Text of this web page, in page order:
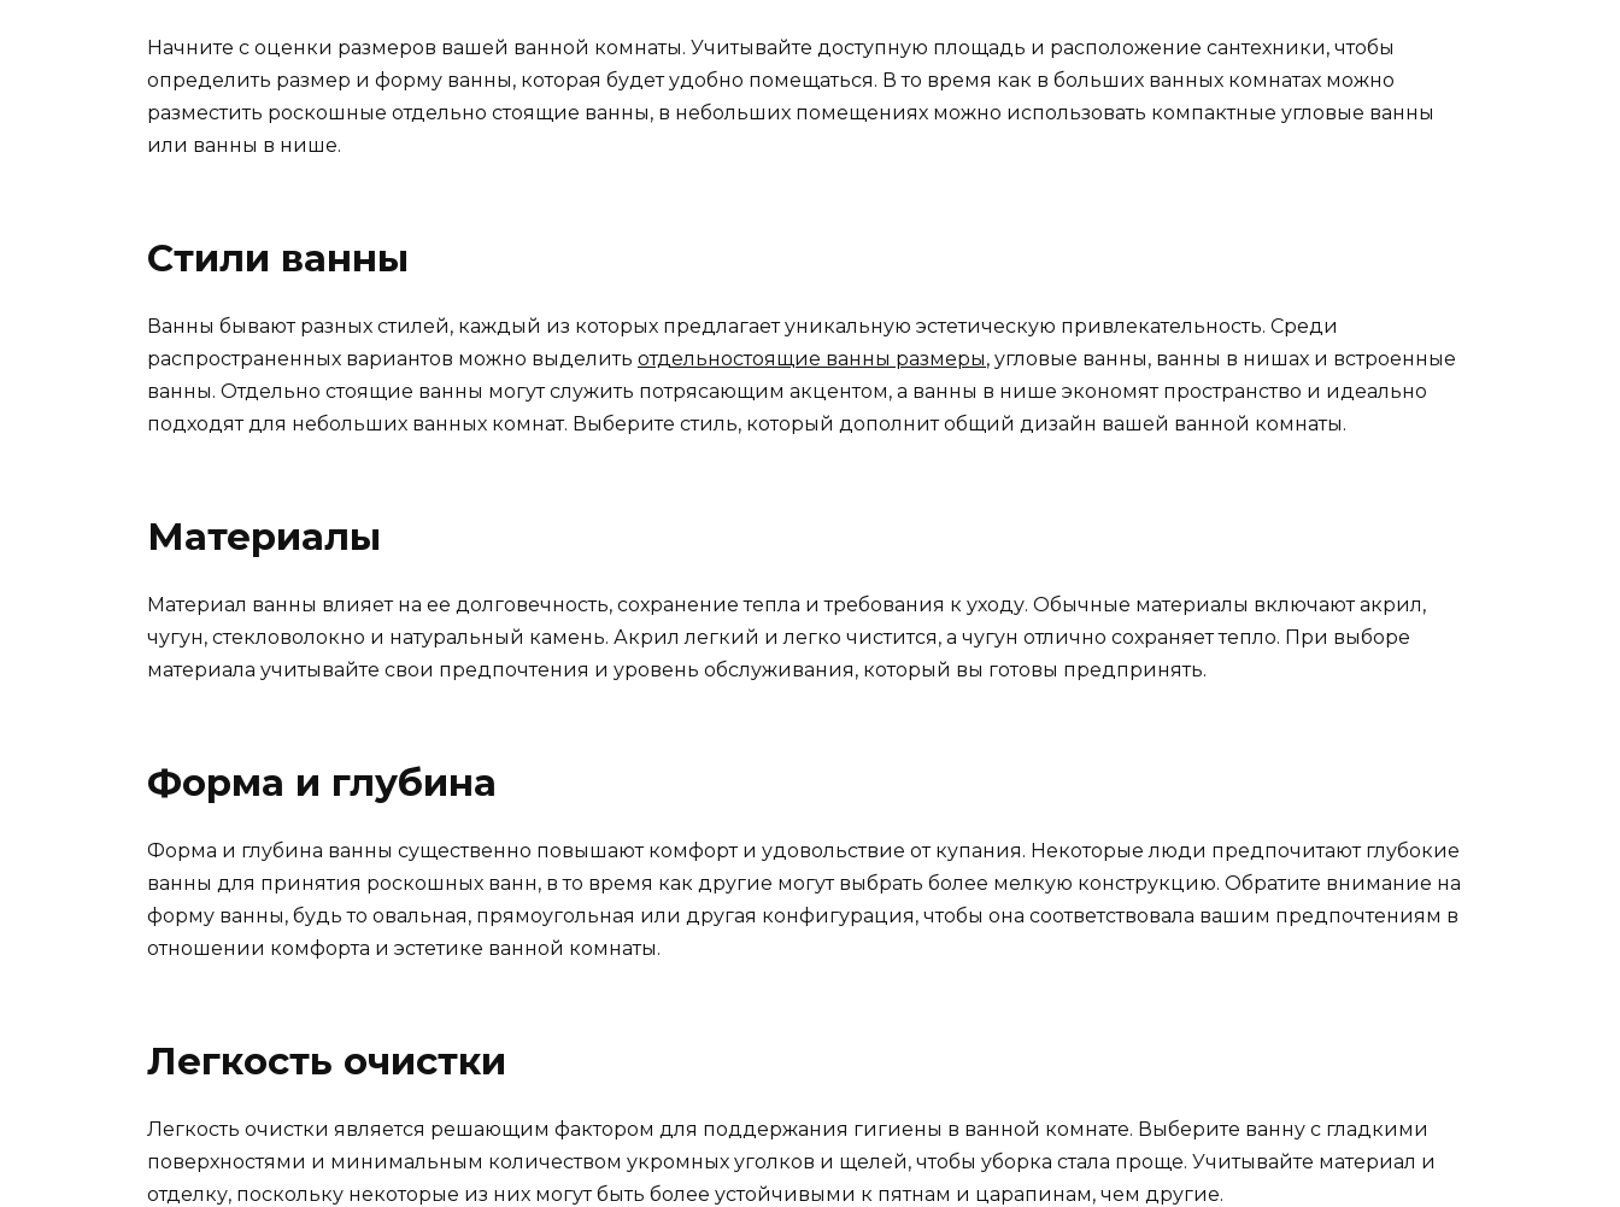
Начните с оценки размеров вашей ванной комнаты. Учитывайте доступную площадь и расположение сантехники, чтобы
определить размер и форму ванны, которая будет удобно помещаться. В то время как в больших ванных комнатах можно
разместить роскошные отдельно стоящие ванны, в небольших помещениях можно использовать компактные угловые ванны
или ванны в нише.
Стили ванны
Ванны бывают разных стилей, каждый из которых предлагает уникальную эстетическую привлекательность. Среди
распространенных вариантов можно выделить отдельностоящие ванны размеры, угловые ванны, ванны в нишах и встроенные
ванны. Отдельно стоящие ванны могут служить потрясающим акцентом, а ванны в нише экономят пространство и идеально
подходят для небольших ванных комнат. Выберите стиль, который дополнит общий дизайн вашей ванной комнаты.
Материалы
Материал ванны влияет на ее долговечность, сохранение тепла и требования к уходу. Обычные материалы включают акрил,
чугун, стекловолокно и натуральный камень. Акрил легкий и легко чистится, а чугун отлично сохраняет тепло. При выборе
материала учитывайте свои предпочтения и уровень обслуживания, который вы готовы предпринять.
Форма и глубина
Форма и глубина ванны существенно повышают комфорт и удовольствие от купания. Некоторые люди предпочитают глубокие
ванны для принятия роскошных ванн, в то время как другие могут выбрать более мелкую конструкцию. Обратите внимание на
форму ванны, будь то овальная, прямоугольная или другая конфигурация, чтобы она соответствовала вашим предпочтениям в
отношении комфорта и эстетике ванной комнаты.
Легкость очистки
Легкость очистки является решающим фактором для поддержания гигиены в ванной комнате. Выберите ванну с гладкими
поверхностями и минимальным количеством укромных уголков и щелей, чтобы уборка стала проще. Учитывайте материал и
отделку, поскольку некоторые из них могут быть более устойчивыми к пятнам и царапинам, чем другие.